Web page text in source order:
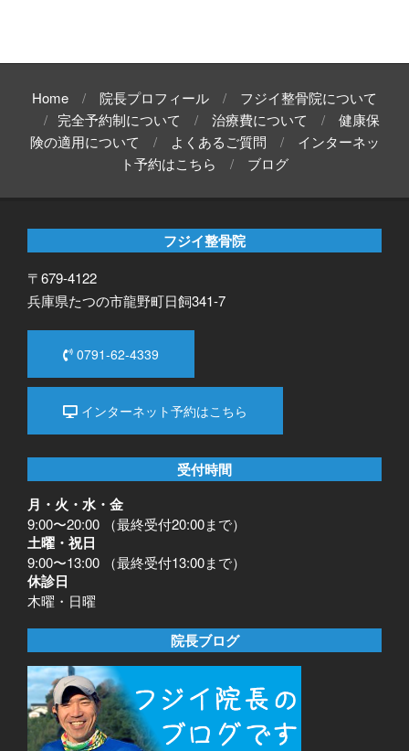
Home 院長プロフィール
フジイ整骨院について
完全予約制について
治療費について
健康保
険の適用について
よくあるご質問
インターネッ
ト予約はこちら
ブログ
フジイ整骨院
〒679-4122
兵庫県たつの市龍野町日飼341-7
0791-62-4339
インターネット予約はこちら
受付時間
月・火・水・金
9:00〜20:00 （最終受付20:00まで）
土曜・祝日
9:00〜13:00 （最終受付13:00まで）
休診日
木曜・日曜
院長ブログ